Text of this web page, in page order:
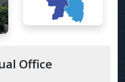
Office